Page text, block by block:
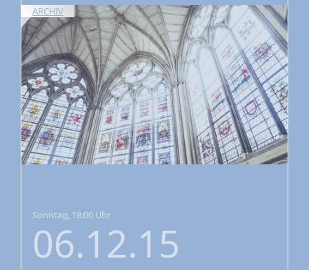
ARCHIV
Sonntag, 18:00 Uhr
06.12.15